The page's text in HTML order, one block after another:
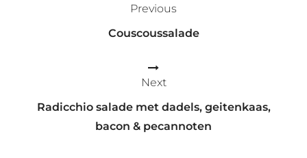
Previous
Couscoussalade
Next
Radicchio salade met dadels, geitenkaas,
bacon & pecannoten